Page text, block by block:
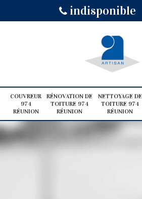
indisponible
COUVREUR
974
RÉUNION
RÉNOVATION DE
TOITURE 974
RÉUNION
NETTOYAGE DE
TOITURE 974
RÉUNION